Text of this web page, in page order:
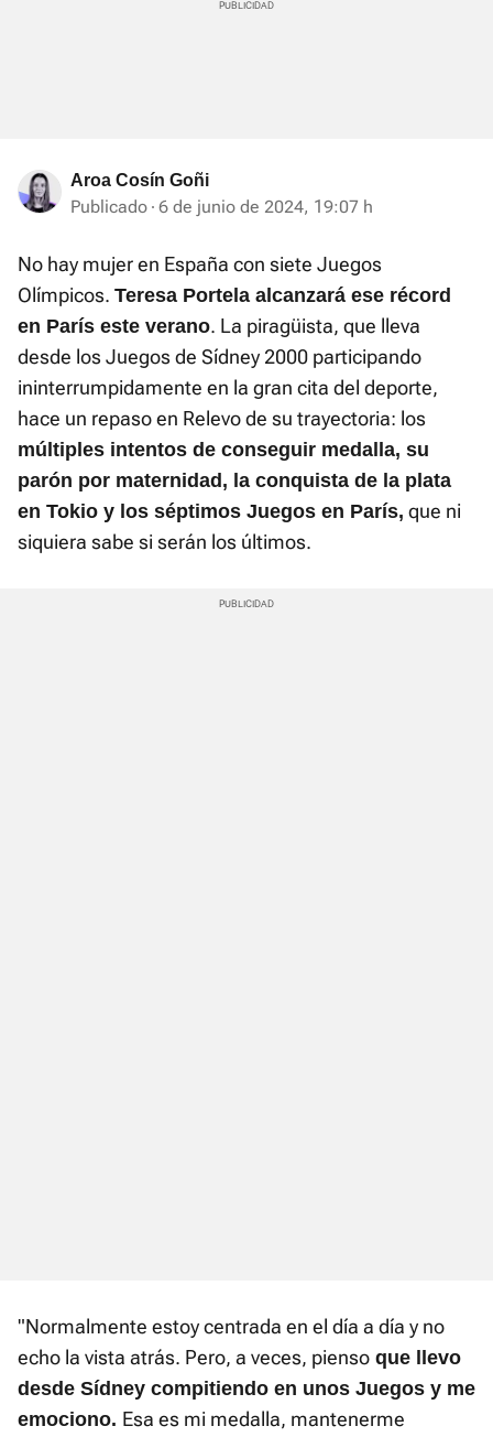
Aroa Cosín Goñi
Publicado 6 de junio de 2024, 19:07 h
No hay mujer en España con siete Juegos
Olímpicos. Teresa Portela alcanzará ese récord
en París este verano. La piragüista, que lleva
desde los Juegos de Sídney 2000 participando
ininterrumpidamente en la gran cita del deporte,
hace un repaso en Relevo de su trayectoria: los
múltiples intentos de conseguir medalla, su
parón por maternidad, la conquista de la plata
en Tokio y los séptimos Juegos en París, que ni
siquiera sabe si serán los últimos.
"Normalmente estoy centrada en el día a día y no
echo la vista atrás. Pero, a veces, pienso que llevo
desde Sídney compitiendo en unos Juegos y me
emociono. Esa es mi medalla, mantenerme